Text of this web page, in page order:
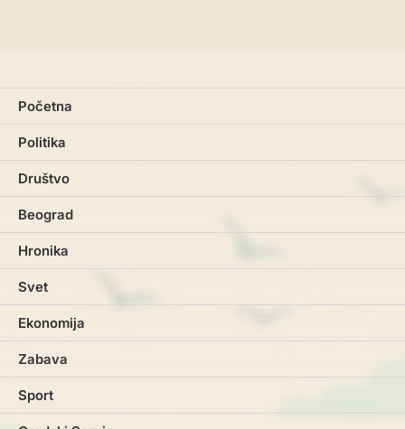
Početna
Politika
Društvo
Beograd
Hronika
Svet
Ekonomija
Zabava
Sport